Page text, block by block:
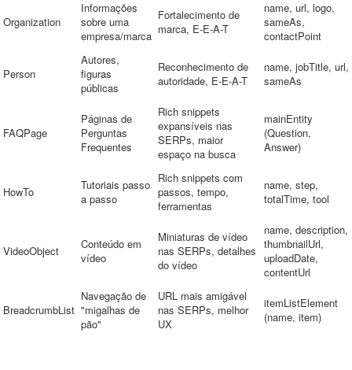
Organization
Informações
sobre uma
empresa/marca
Fortalecimento de
marca, E-E-A-T
name, url, logo,
sameAs,
contactPoint
Person
Autores,
figuras
públicas
Reconhecimento de
autoridade, E-E-A-T
name, jobTitle, url,
sameAs
FAQPage
Páginas de
Perguntas
Frequentes
Rich snippets
expansíveis nas
SERPs, maior
espaço na busca
mainEntity
(Question,
Answer)
HowTo
Tutoriais passo
a passo
Rich snippets com
passos, tempo,
ferramentas
name, step,
totalTime, tool
VideoObject
Conteúdo em
vídeo
Miniaturas de vídeo
nas SERPs, detalhes
do vídeo
name, description,
thumbnailUrl,
uploadDate,
contentUrl
BreadcrumbList
Navegação de
"migalhas de
pão"
URL mais amigável
nas SERPs, melhor
UX
itemListElement
(name, item)